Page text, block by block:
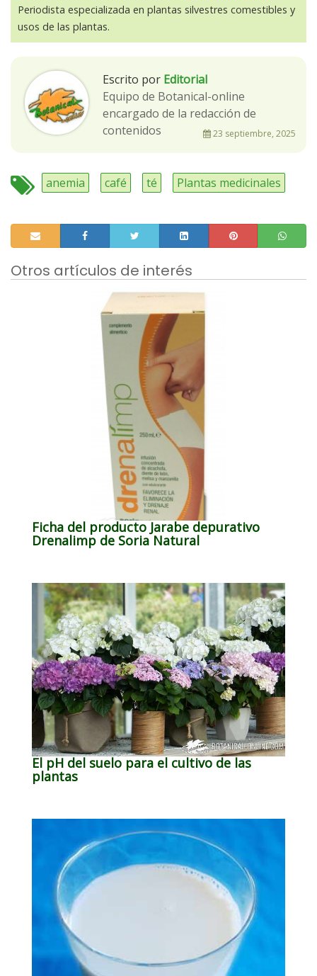
Periodista especializada en plantas silvestres comestibles y
usos de las plantas.
Escrito por Editorial
Equipo de Botanical-online
encargado de la redacción de
contenidos
23 septiembre, 2025
anemia café té Plantas medicinales
Otros artículos de interés
Ficha del producto Jarabe depurativo
Drenalimp de Soria Natural
El pH del suelo para el cultivo de las
plantas